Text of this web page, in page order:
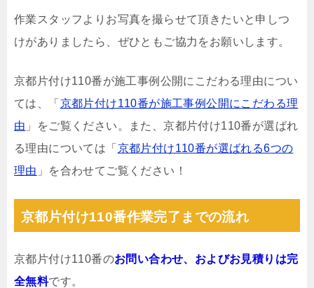
作業スタッフよりお写真を撮らせて頂きたいと申しつ
けがありましたら、ぜひともご協力をお願いします。
京都片付け110番が施工事例公開にこだわる理由につい
ては、「 京都片付け110番が施工事例公開にこだわる理
由 」をご覧ください。また、京都片付け110番が選ばれ
る理由については「 京都片付け110番が選ばれる6つの
理由 」を合わせてご覧ください！
京都片付け110番作業完了までの流れ
京都片付け110番のお問い合わせ、およびお見積りは完
全無料です。